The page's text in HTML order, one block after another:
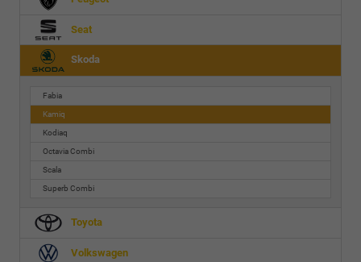
Seat
Skoda
Fabia
Kamiq
Kodiaq
Octavia Combi
Scala
Superb Combi
Toyota
Volkswagen